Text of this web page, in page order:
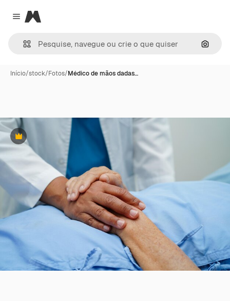
Close menu
Magnific
Início/stock/Fotos/Médico de mãos dadas…
Premium